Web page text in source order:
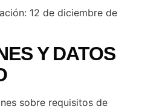
12 de diciembre de
Y DATOS
sobre requisitos de